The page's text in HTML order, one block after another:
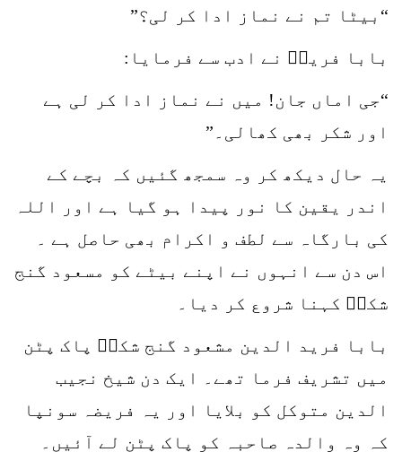
“بیٹا تم نے نماز ادا کر لی؟”
بابا فریدؒ نے ادب سے فرمایا:
“جی اماں جان! میں نے نماز ادا کر لی ہے
اور شکر بھی کھالی۔”
یہ حال دیکھ کر وہ سمجھ گئیں کہ بچے کے
اندر یقین کا نور پیدا ہو گیا ہے اور اللہ
کی بارگاہ سے لطف و اکرام بھی حاصل ہے ۔
اس دن سے انہوں نے اپنے بیٹے کو مسعود گنج
شکرؒ کہنا شروع کر دیا۔
بابا فرید الدین مشعود گنج شکرؒ پاک پٹن
میں تشریف فرما تھے۔ ایک دن شیخ نجیب
الدین متوکل کو بلایا اور یہ فریضہ سونپا
کہ وہ والدہ صاحبہ کو پاک پٹن لے آئیں۔